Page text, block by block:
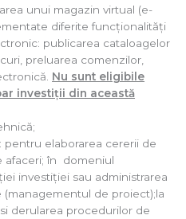
unui magazin virtual (e-
diferite funcţionalităţi
publicarea cataloagelor
preluarea comenzilor,
Nu sunt eligibile
investiţii din această
elaborarea cererii de
afaceri; în domeniul
investiţiei sau administrarea
de proiect);la
derularea procedurilor de